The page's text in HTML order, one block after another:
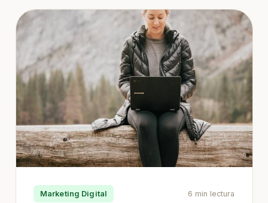
Marketing Digital 6 min lectura